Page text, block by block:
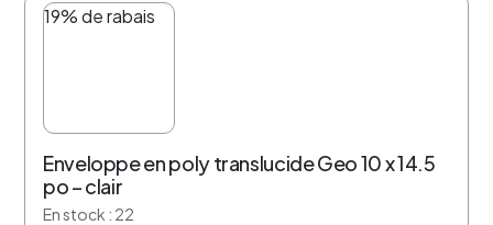
19% de rabais
Enveloppe en poly translucide Geo 10 x 14.5
po – clair
En stock : 22